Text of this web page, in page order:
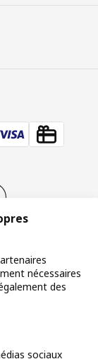
BCE 0425.258.688
éthique
nécessaires
des
sociaux